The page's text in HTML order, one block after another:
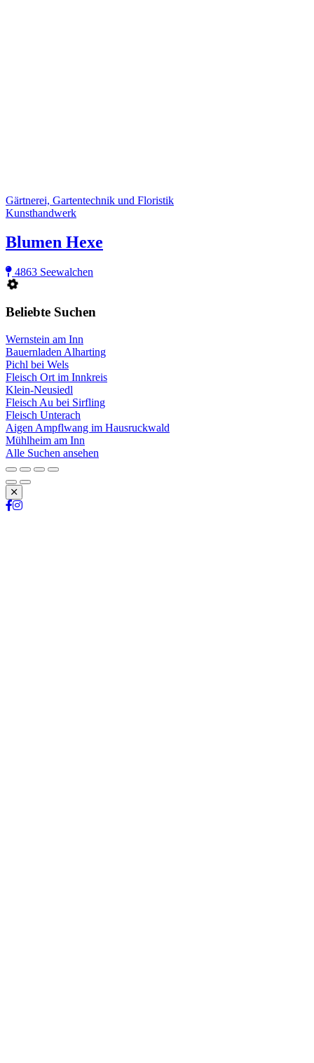
Gärtnerei, Gartentechnik und Floristik
Kunsthandwerk
Blumen Hexe
4863 Seewalchen
Beliebte Suchen
Wernstein am Inn
Bauernladen Alharting
Pichl bei Wels
Fleisch Ort im Innkreis
Klein-Neusiedl
Fleisch Au bei Sirfling
Fleisch Unterach
Aigen Ampflwang im Hausruckwald
Mühlheim am Inn
Alle Suchen ansehen
Schließen